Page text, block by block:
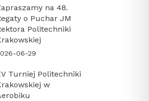
na 48.
o Puchar JM
Politechniki
06-29
Turniej Politechniki
w